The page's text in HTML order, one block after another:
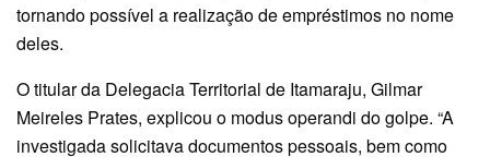
tornando possível a realização de empréstimos no nome
deles.
O titular da Delegacia Territorial de Itamaraju, Gilmar
Meireles Prates, explicou o modus operandi do golpe. “A
investigada solicitava documentos pessoais, bem como